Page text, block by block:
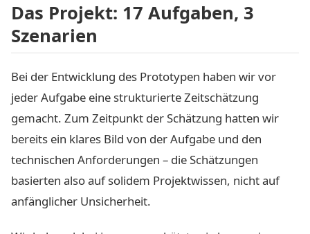
Das Projekt: 17 Aufgaben, 3
Szenarien
Bei der Entwicklung des Prototypen haben wir vor
jeder Aufgabe eine strukturierte Zeitschätzung
gemacht. Zum Zeitpunkt der Schätzung hatten wir
bereits ein klares Bild von der Aufgabe und den
technischen Anforderungen – die Schätzungen
basierten also auf solidem Projektwissen, nicht auf
anfänglicher Unsicherheit.